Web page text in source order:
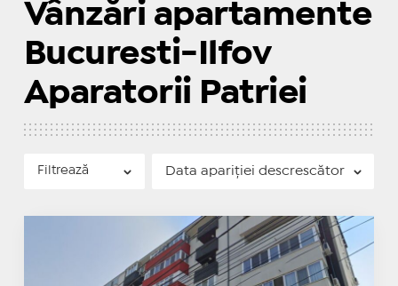
Vânzări apartamente
Bucuresti-Ilfov
Aparatorii Patriei
Filtrează